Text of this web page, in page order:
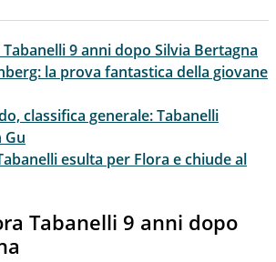
9 anni dopo Silvia Bertagna
la prova fantastica della giovane
classifica generale: Tabanelli
Gu
esulta per Flora e chiude al
Tabanelli 9 anni dopo